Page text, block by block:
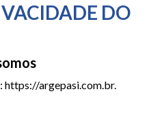
DO
https://argepasi.com.br.